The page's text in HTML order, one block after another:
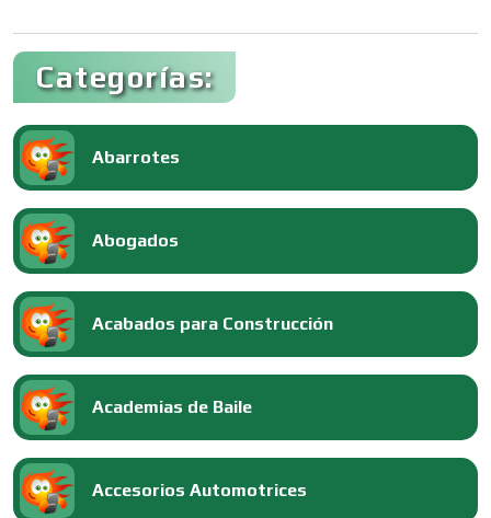
Categorías:
Abarrotes
Abogados
Acabados para Construcción
Academias de Baile
Accesorios Automotrices